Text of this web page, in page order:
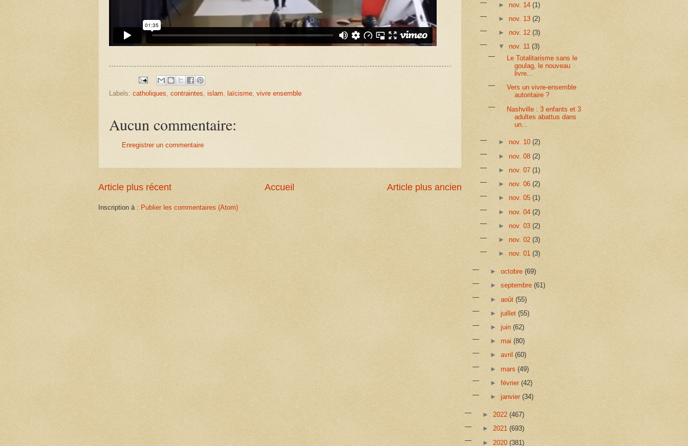
Labels: catholiques contraintes islam laïcisme vivre ensemble
Aucun commentaire:
Enregistrer un commentaire
Article plus récent Article plus ancien
Accueil
Inscription à : Publier les commentaires (Atom)
► nov. 14 (1)
► nov. 13 (2)
► nov. 12 (3)
▼ nov. 11 (3)
Le Totalitarisme sans le
goulag, le nouveau
livre...
Vers un vivre-ensemble
autoritaire ?
Nashville : 3 enfants et 3
adultes abattus dans
un...
► nov. 10 (2)
► nov. 08 (2)
► nov. 07 (1)
► nov. 06 (2)
► nov. 05 (1)
► nov. 04 (2)
► nov. 03 (2)
► nov. 02 (3)
► nov. 01 (3)
►octobre(69)
►septembre(61)
►août(55)
►juillet(55)
►juin(62)
►mai(80)
►avril(60)
►mars(49)
►février(42)
► janvier(34)
► 2022 (467)
► 2021 (693)
► 2020 (381)